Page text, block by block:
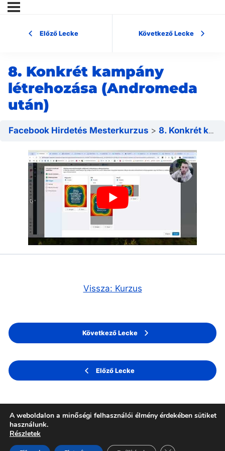
Előző Lecke Következő Lecke
8. Konkrét kampány
létrehozása (Andromeda
után)
Facebook Hirdetés Mesterkurzus 8. Konkrét kampány létrehozása (Andromeda után)
Előző Lecke
Vissza: Kurzus
Következő Lecke
A weboldalon a minőségi felhasználói élmény érdekében sütiket
használunk.
Részletek